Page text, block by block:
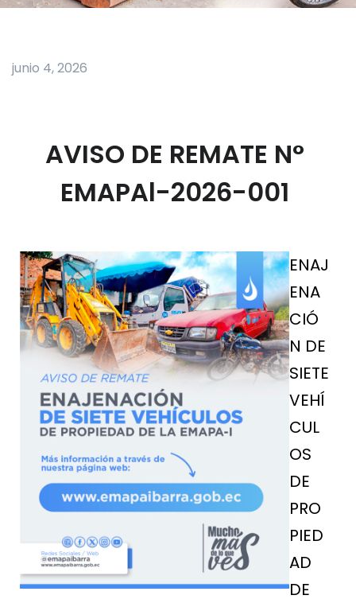
junio 4, 2026
AVISO DE REMATE N°
EMAPAl-2026-001
ENAJ
ENA
CIÓ
N DE
SIETE
VEHÍ
CUL
OS
DE
PRO
PIED
AD
DE